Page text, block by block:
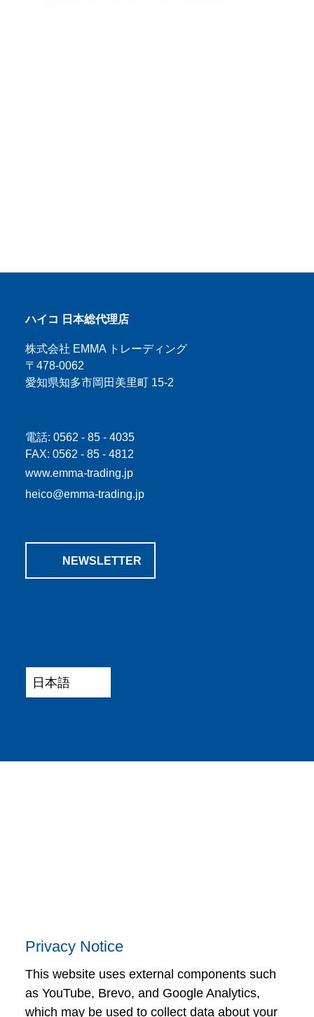
ハイコ 日本総代理店
株式会社 EMMA トレーディング
〒478-0062
愛知県知多市岡田美里町 15-2
電話: 0562 - 85 - 4035
FAX: 0562 - 85 - 4812
www.emma-trading.jp
heico@emma-trading.jp
NEWSLETTER
Privacy Notice
This website uses external components such
as YouTube, Brevo, and Google Analytics,
which may be used to collect data about your